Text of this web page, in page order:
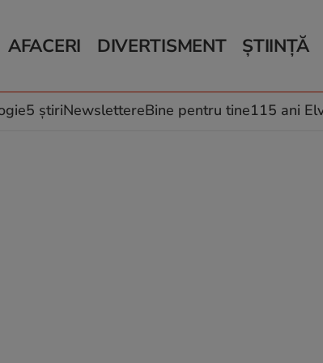
AFACERI
Auto
Locuri de muncă
DIVERTISMENT
Horoscop
Muzică și Filme
ȘTIINȚĂ
Schimbări
5 știriNewslettereBine pentru tine115 ani